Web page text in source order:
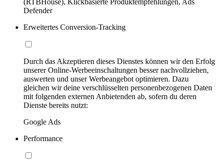
(RTBHouse), Klickbasierte Produktempfehlungen, Ads
Defender
Erweitertes Conversion-Tracking
Durch das Akzeptieren dieses Dienstes können wir den Erfolg
unserer Online-Werbeeinschaltungen besser nachvollziehen,
auswerten und unser Werbeangebot optimieren. Dazu
gleichen wir deine verschlüsselten personenbezogenen Daten
mit folgenden externen Anbietenden ab, sofern du deren
Dienste bereits nutzt:
Google Ads
Performance